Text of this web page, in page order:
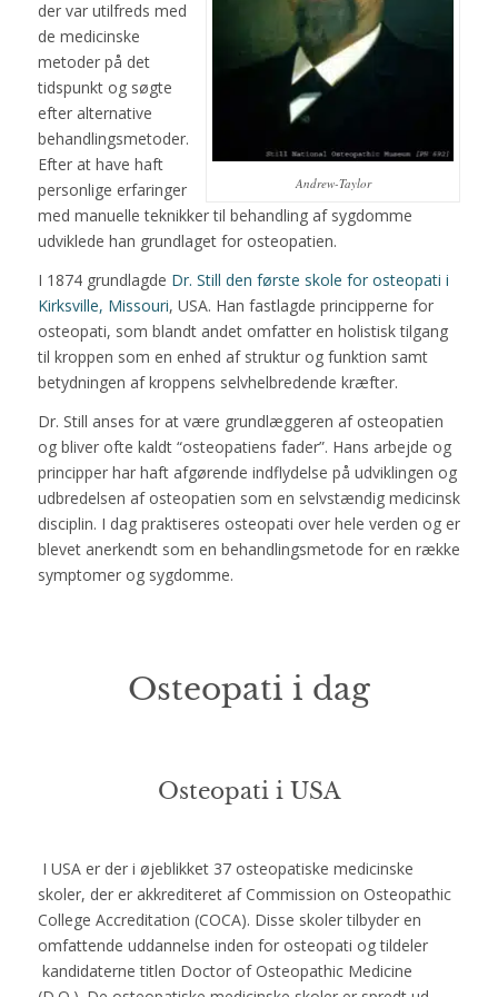
Andrew-Taylor
der var utilfreds med
de medicinske
metoder på det
tidspunkt og søgte
efter alternative
behandlingsmetoder.
Efter at have haft
personlige erfaringer
med manuelle teknikker til behandling af sygdomme
udviklede han grundlaget for osteopatien.
I 1874 grundlagde Dr. Still den første skole for osteopati i
Kirksville, Missouri, USA. Han fastlagde principperne for
osteopati, som blandt andet omfatter en holistisk tilgang
til kroppen som en enhed af struktur og funktion samt
betydningen af kroppens selvhelbredende kræfter.
Dr. Still anses for at være grundlæggeren af osteopatien
og bliver ofte kaldt “osteopatiens fader”. Hans arbejde og
principper har haft afgørende indflydelse på udviklingen og
udbredelsen af osteopatien som en selvstændig medicinsk
disciplin. I dag praktiseres osteopati over hele verden og er
blevet anerkendt som en behandlingsmetode for en række
symptomer og sygdomme.
Osteopati i dag
Osteopati i USA
I USA er der i øjeblikket 37 osteopatiske medicinske
skoler, der er akkrediteret af Commission on Osteopathic
College Accreditation (COCA). Disse skoler tilbyder en
omfattende uddannelse inden for osteopati og tildeler
kandidaterne titlen Doctor of Osteopathic Medicine